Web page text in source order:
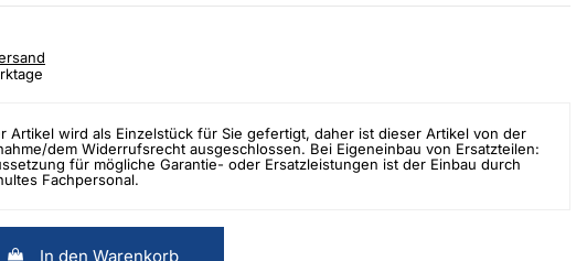
Artikel wird als Einzelstück für Sie gefertigt, daher ist dieser Artikel von der
dem Widerrufsrecht ausgeschlossen. Bei Eigeneinbau von Ersatzteilen:
für mögliche Garantie- oder Ersatzleistungen ist der Einbau durch
Fachpersonal.
In den Warenkorb